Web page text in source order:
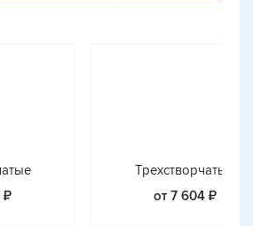
₽
Трехстворчатые
от 7 604 ₽